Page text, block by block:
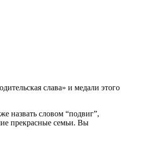
слава» и медали этого
назвать словом “подвиг”,
прекрасные семьи. Вы